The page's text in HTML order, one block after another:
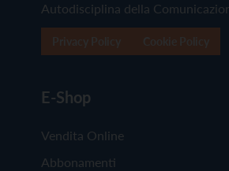
Autodisciplina della
E-Shop
Vendita Online
Abbonamenti